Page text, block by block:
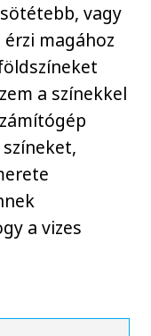
vagy
magához
a színekkel
a vizes